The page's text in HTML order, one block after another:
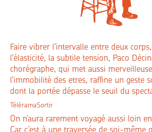
Faire vibrer l'intervalle entre deux
l'élasticité, la subtile tension, Paco
chorégraphe, qui met aussi
l'immobilité des etres, raffine un geste
dont la portée dépasse le seuil du
TéléramaSortir
On n’aura rarement voyagé aussi loin
Car c’est à une traversée de soi-même